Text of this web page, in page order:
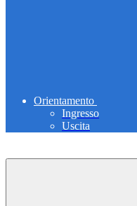
Orientamento
Ingresso
Uscita